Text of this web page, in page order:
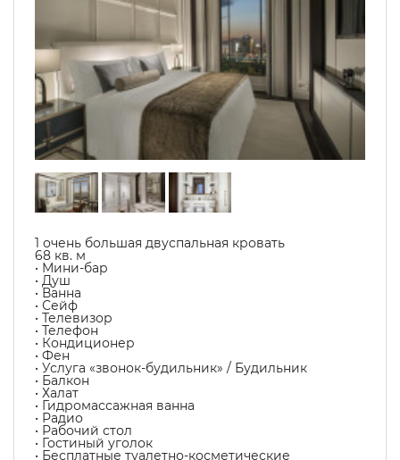
1 очень большая двуспальная кровать
68 кв. м
• Мини-бар
• Душ
• Ванна
• Сейф
• Телевизор
• Телефон
• Кондиционер
• Фен
• Услуга «звонок-будильник» / Будильник
• Балкон
• Халат
• Гидромассажная ванна
• Радио
• Рабочий стол
• Гостиный уголок
• Бесплатные туалетно-косметические